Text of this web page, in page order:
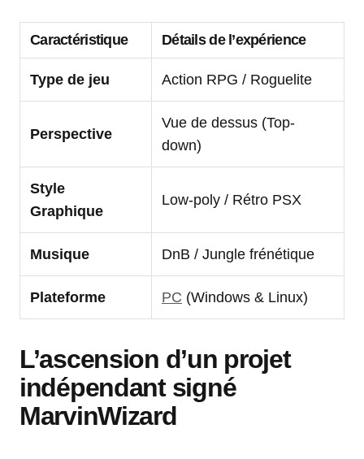
Caractéristique Détails de l’expérience
Type de jeu Action RPG / Roguelite
Perspective
Vue de dessus (Top-
down)
Style
Graphique
Low-poly / Rétro PSX
Musique DnB / Jungle frénétique
Plateforme PC (Windows & Linux)
L’ascension d’un projet
indépendant signé
MarvinWizard